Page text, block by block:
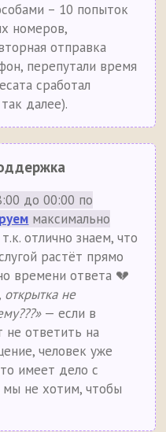
– 10 попыток
номеров,
отправка
перепутали время
сработал
далее).
до 00:00 по
максимально
т.к. отлично знаем, что
растёт прямо
времени ответа 💔
открытка не
— если в
не ответить на
человек уже
имеет дело с
не хотим, чтобы